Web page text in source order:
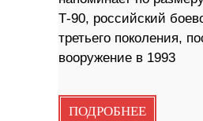
Т-90, российский
третьего поколения,
вооружение в 1993
ПОДРОБНЕЕ